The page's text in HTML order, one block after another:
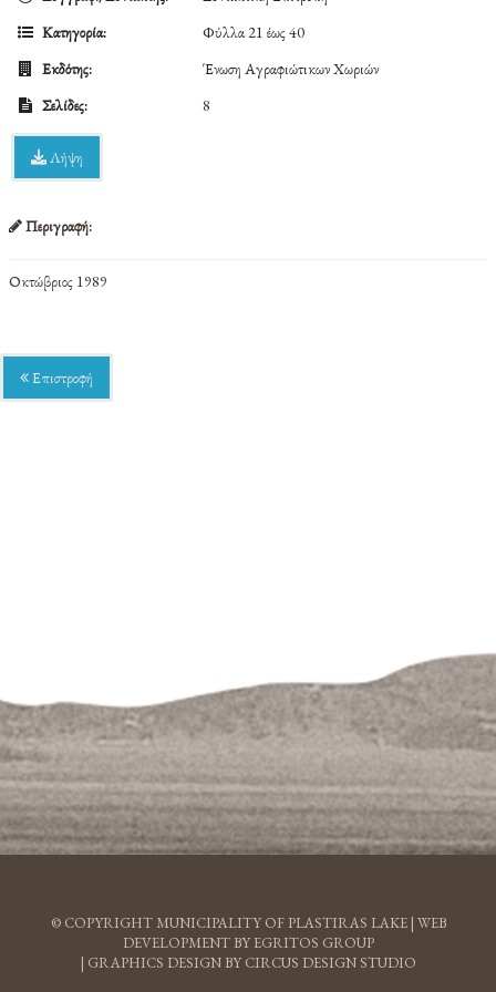
Κατηγορία:
Φύλλα 21 έως 40
Εκδότης:
Ένωση Αγραφιώτικων Χωριών
Σελίδες:
8
Λήψη
Περιγραφή:
Οκτώβριος 1989
Επιστροφή
© COPYRIGHT MUNICIPALITY OF PLASTIRAS LAKE | WEB
DEVELOPMENT BY EGRITOS GROUP
| GRAPHICS DESIGN BY CIRCUS DESIGN STUDIO